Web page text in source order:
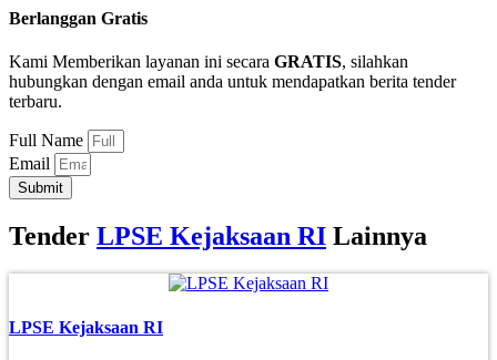
Berlanggan Gratis
Kami Memberikan layanan ini secara GRATIS, silahkan
hubungkan dengan email anda untuk mendapatkan berita tender
terbaru.
Full Name
Email
Submit
Tender LPSE Kejaksaan RI Lainnya
LPSE Kejaksaan RI